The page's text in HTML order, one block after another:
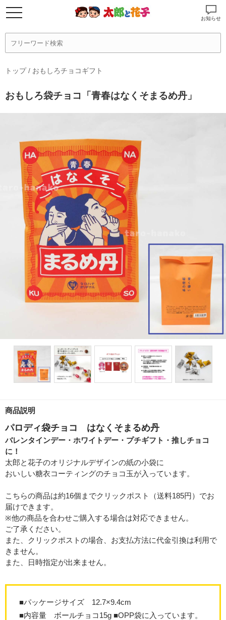
お知らせ
トップ/ おもしろチョコギフト
おもしろ袋チョコ「青春はなくそまるめ丹」
商品説明
パロディ袋チョコ はなくそまるめ丹
バレンタインデー・ホワイトデー・プチギフト・推しチョコ
に！
太郎と花子のオリジナルデザインの紙の小袋に
おいしい糖衣コーティングのチョコ玉が入っています。
こちらの商品は約16個までクリックポスト（送料185円）でお
届けできます。
※他の商品を合わせご購入する場合は対応できません。
ご了承ください。
また、クリックポストの場合、お支払方法に代金引換は利用で
きません。
また、日時指定が出来ません。
■パッケージサイズ 12.7×9.4cm
■内容量 ボールチョコ15g ■OPP袋に入っています。